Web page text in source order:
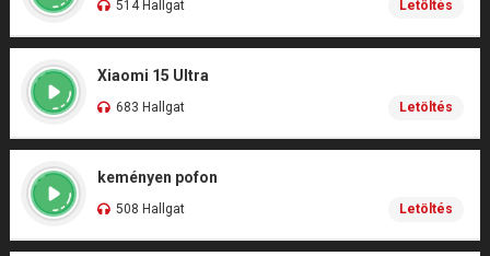
514 Hallgat Letöltés
Xiaomi 15 Ultra
683 Hallgat Letöltés
keményen pofon
508 Hallgat Letöltés